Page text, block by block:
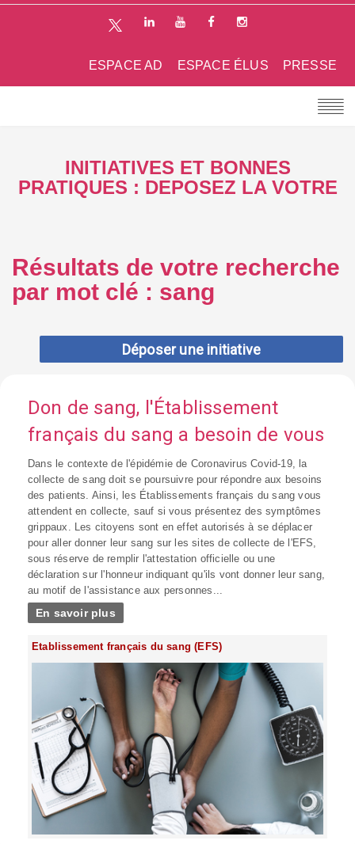
PRESSE
ESPACE ÉLUS
ESPACE AD
INITIATIVES ET BONNES
PRATIQUES : DEPOSEZ LA VOTRE
Résultats de votre recherche
par mot clé : sang
Déposer une initiative
Don de sang, l'Établissement
français du sang a besoin de vous
Dans le contexte de l'épidémie de Coronavirus Covid-19, la
collecte de sang doit se poursuivre pour répondre aux besoins
des patients. Ainsi, les Établissements français du sang vous
attendent en collecte, sauf si vous présentez des symptômes
grippaux. Les citoyens sont en effet autorisés à se déplacer
pour aller donner leur sang sur les sites de collecte de l'EFS,
sous réserve de remplir l'attestation officielle ou une
déclaration sur l'honneur indiquant qu'ils vont donner leur sang,
au motif de l'assistance aux personnes...
En savoir plus
Etablissement français du sang (EFS)